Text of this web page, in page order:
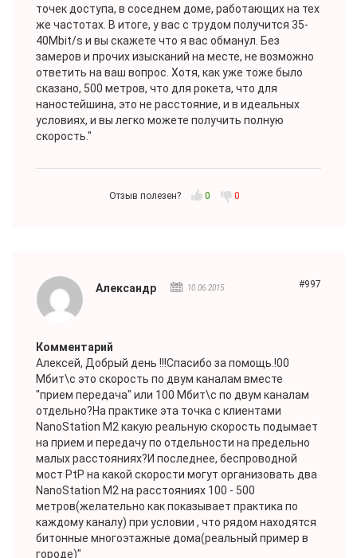
точек доступа, в соседнем доме, работающих на тех
же частотах. В итоге, у вас с трудом получится 35-
40Mbit/s и вы скажете что я вас обманул. Без
замеров и прочих изысканий на месте, не возможно
ответить на ваш вопрос. Хотя, как уже тоже было
сказано, 500 метров, что для рокета, что для
наностейшина, это не расстояние, и в идеальных
условиях, и вы легко можете получить полную
скорость."
Отзыв полезен? 0 0
#997
Александр 10.06.2015
Комментарий
Алексей, Добрый день !!!Спасибо за помощь.!00
Мбит\с это скорость по двум каналам вместе
"прием передача" или 100 Мбит\с по двум каналам
отдельно?На практике эта точка с клиентами
NanoStation M2 какую реальную скорость подымает
на прием и передачу по отдельности на предельно
малых расстояниях?И последнее, беспроводной
мост PtP на какой скорости могут организовать два
NanoStation M2 на расстояниях 100 - 500
метров(желательно как показывает практика по
каждому каналу) при условии , что рядом находятся
битонные многоэтажные дома(реальный пример в
городе)"